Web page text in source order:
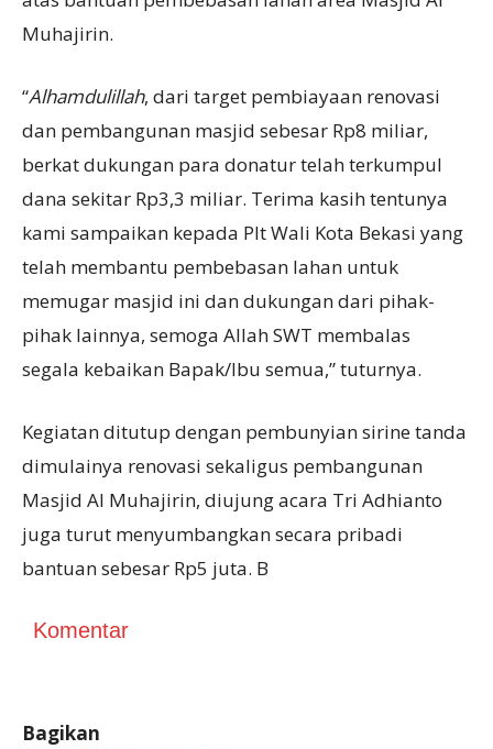
Muhajirin.
“Alhamdulillah, dari target pembiayaan renovasi
dan pembangunan masjid sebesar Rp8 miliar,
berkat dukungan para donatur telah terkumpul
dana sekitar Rp3,3 miliar. Terima kasih tentunya
kami sampaikan kepada Plt Wali Kota Bekasi yang
telah membantu pembebasan lahan untuk
memugar masjid ini dan dukungan dari pihak-
pihak lainnya, semoga Allah SWT membalas
segala kebaikan Bapak/Ibu semua,” tuturnya.
Kegiatan ditutup dengan pembunyian sirine tanda
dimulainya renovasi sekaligus pembangunan
Masjid Al Muhajirin, diujung acara Tri Adhianto
juga turut menyumbangkan secara pribadi
bantuan sebesar Rp5 juta. B
Komentar
Bagikan